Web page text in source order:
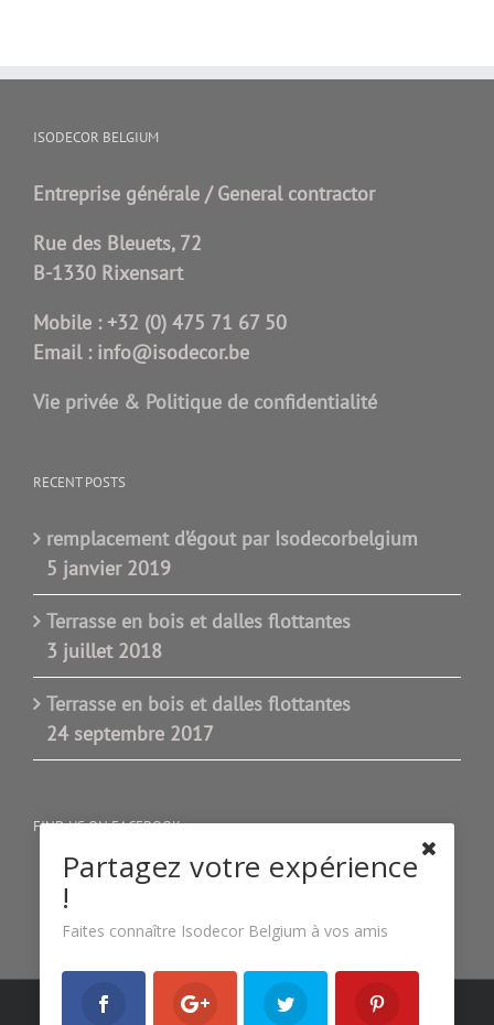
ISODECOR BELGIUM
Entreprise générale / General contractor
Rue des Bleuets, 72
B-1330 Rixensart
Mobile :+32 (0) 475 71 67 50
Email :info@isodecor.be
Vie privée & Politique de confidentialité
RECENT POSTS
remplacement d’égout par Isodecorbelgium
5 janvier 2019
Terrasse en bois et dalles flottantes
3 juillet 2018
Terrasse en bois et dalles flottantes
24 septembre 2017
FIND US ON FACEBOOK
Copyright 2022 Isodecor Belgium| All Rights
Partagez votre expérience
!
Faites connaître Isodecor Belgium à vos amis